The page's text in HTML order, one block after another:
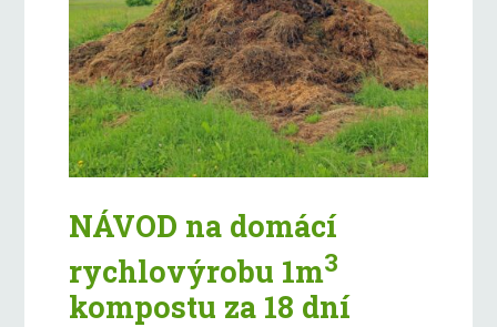
NÁVOD na domácí
rychlovýrobu 1m3
kompostu za 18 dní